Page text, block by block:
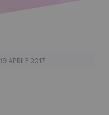
19 APRILE 2017